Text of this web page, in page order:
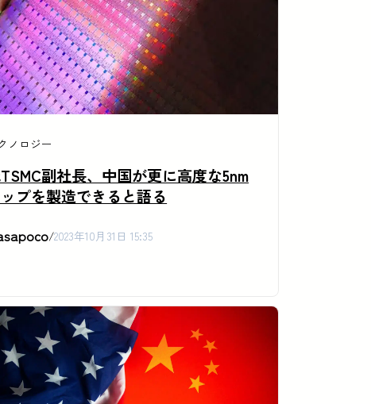
ノロジー
副社長、中国が更に高度な5nm
プを製造できると語る
/2023年10月31日 15:35